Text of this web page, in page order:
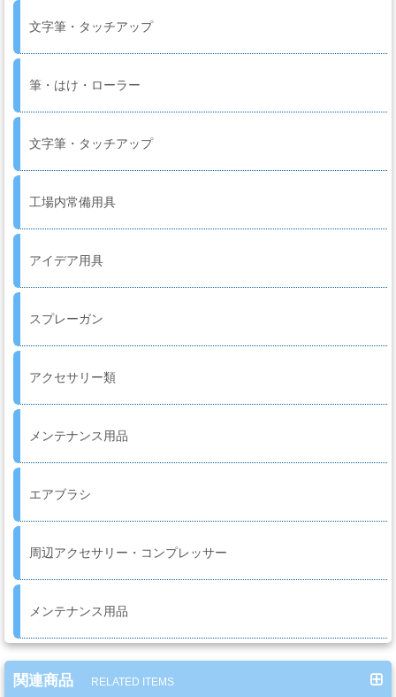
フ
ィ
ル
工
用
資
材・
装
服・
品
ー
パ
研
磨
研
磨
布
文字筆・タッチアップ
筆・はけ・ローラー
文字筆・タッチアップ
工場内常備用具
アイデア用具
スプレーガン
アクセサリー類
メンテナンス用品
エアブラシ
周辺アクセサリー・コンプレッサー
メンテナンス用品
関連商品 RELATED ITEMS